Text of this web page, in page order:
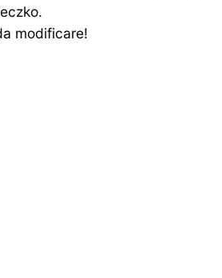
modificare!